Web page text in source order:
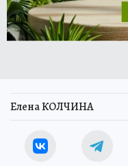
Елена КОЛЧИНА